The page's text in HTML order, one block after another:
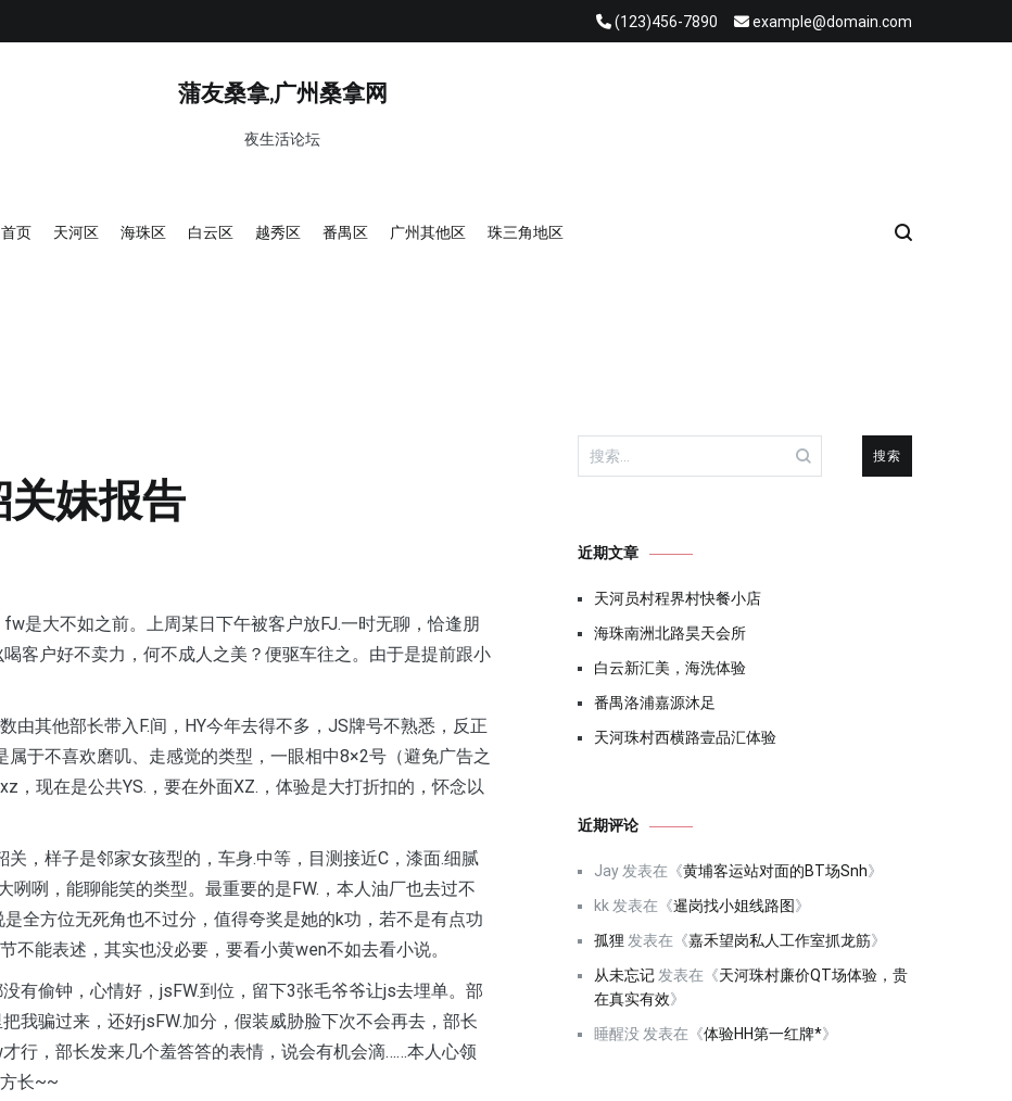
(123)456-7890 example@domain.com
蒲友桑拿,广州桑拿网
夜生活论坛
首页 天河区 海珠区 白云区 越秀区 番禺区 广州其他区 珠三角地区
妹报告
是大不如之前。上周某日下午被客户放FJ.一时无聊，恰逢朋
客户好不卖力，何不成人之美？便驱车往之。由于是提前跟小
由其他部长带入F.间，HY今年去得不多，JS牌号不熟悉，反正
于不喜欢磨叽、走感觉的类型，一眼相中8×2号（避免广告之
，现在是公共YS.，要在外面XZ.，体验是大打折扣的，怀念以
，样子是邻家女孩型的，车身.中等，目测接近C，漆面.细腻
咧，能聊能笑的类型。最重要的是FW.，本人油厂也去过不
全方位无死角也不过分，值得夸奖是她的k功，若不是有点功
不能表述，其实也没必要，要看小黄wen不如去看小说。
有偷钟，心情好，jsFW.到位，留下3张毛爷爷让js去埋单。部
我骗过来，还好jsFW.加分，假装威胁脸下次不会再去，部长
行，部长发来几个羞答答的表情，说会有机会滴……本人心领
长~~
搜
索：
近期文章
天河员村程界村快餐小店
海珠南洲北路昊天会所
白云新汇美，海洗体验
番禺洛浦嘉源沐足
天河珠村西横路壹品汇体验
近期评论
Jay 发表在《黄埔客运站对面的BT场Snh》
kk 发表在《暹岗找小姐线路图》
孤狸 发表在《嘉禾望岗私人工作室抓龙筋》
从未忘记 发表在《天河珠村廉价QT场体验，贵
在真实有效》
睡醒没 发表在《体验HH第一红牌*》